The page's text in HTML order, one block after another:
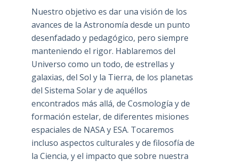
Nuestro objetivo es dar una visión de los
avances de la Astronomía desde un punto
desenfadado y pedagógico, pero siempre
manteniendo el rigor. Hablaremos del
Universo como un todo, de estrellas y
galaxias, del Sol y la Tierra, de los planetas
del Sistema Solar y de aquéllos
encontrados más allá, de Cosmología y de
formación estelar, de diferentes misiones
espaciales de NASA y ESA. Tocaremos
incluso aspectos culturales y de filosofía de
la Ciencia, y el impacto que sobre nuestra